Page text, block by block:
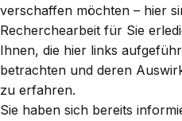
verschaffen möchten – hier
Recherchearbeit für Sie
Ihnen, die hier links
betrachten und deren
zu erfahren.
Sie haben sich bereits